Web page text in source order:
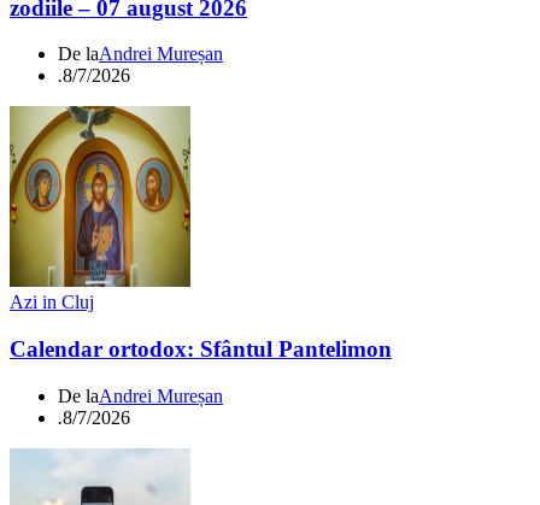
zodiile – 07 august 2026
De laAndrei Mureșan
.8/7/2026
Azi in Cluj
Calendar ortodox: Sfântul Pantelimon
De laAndrei Mureșan
.8/7/2026